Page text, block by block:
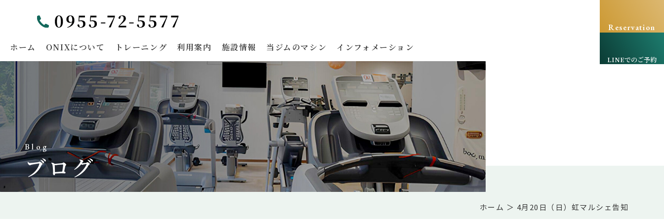
ホーム ONIXについて トレーニング 利用案内 施設情報 当ジムのマシン インフォメーション
Reservation
LINEでのご予約
Blog
ブログ
ホーム ＞ 4月20日（日）虹マルシェ告知